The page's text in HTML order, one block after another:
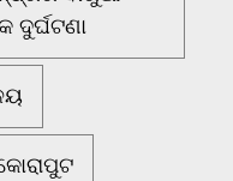
ଦୁର୍ଘଟଣା